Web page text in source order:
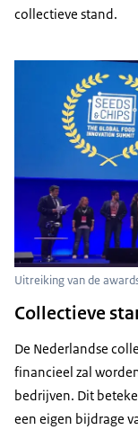
collectieve stand.
Uitreiking van de
Collectieve
De Nederlandse
financieel zal
bedrijven. Dit
een eigen bijdrage